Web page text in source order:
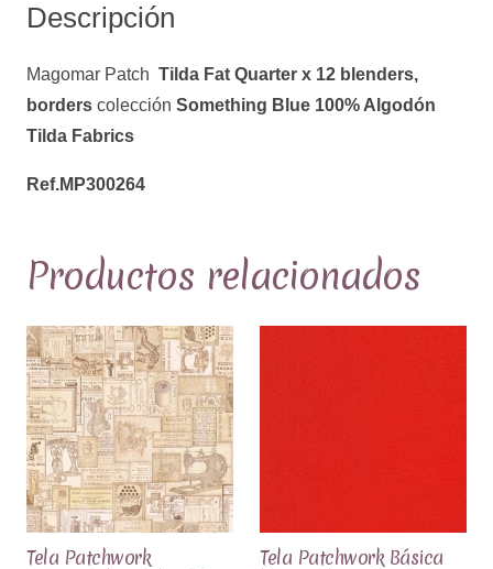
blenders,
colección
Something
Blue
Ref.MP300264
Descripción
Magomar Patch Tilda Fat Quarter x 12 blenders,
borders colección Something Blue 100% Algodón
Tilda Fabrics
Ref.MP300264
Productos relacionados
Tela Patchwork
Tela Patchwork Básica